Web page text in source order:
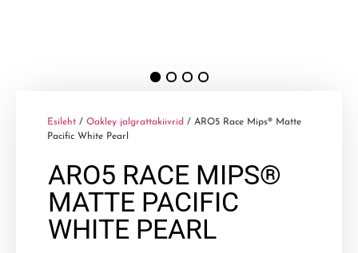
Esileht / Oakley jalgrattakiivrid / ARO5 Race Mips® Matte
Pacific White Pearl
ARO5 RACE MIPS®
MATTE PACIFIC
WHITE PEARL